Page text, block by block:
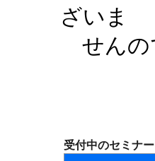
ざいま
せんの
受付中のセミナー